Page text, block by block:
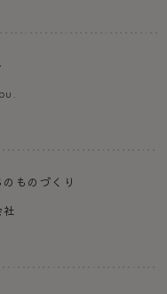
ものづくり
社